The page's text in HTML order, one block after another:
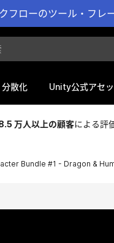
フローのツール・フレ
分散化 Unity公式アセ
万人以上の顧客による評
Bundle #1 - Dragon &